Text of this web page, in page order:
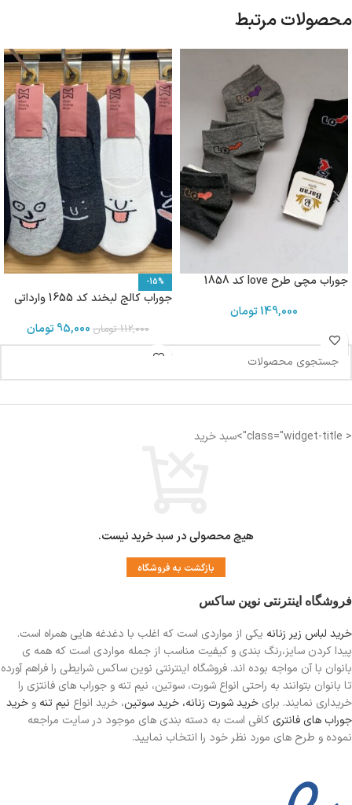
محصولات مرتبط
جوراب مچی طرح love کد 1858
149,000تومان
-15%
جوراب کالج لبخند کد 1655 وارداتی
112,000 تومان 95,000تومان
< class="widget-title">سبد خرید
هیچ محصولی در سبد خرید نیست.
بازگشت به فروشگاه
فروشگاه اینترنتی نوین ساکس
خرید لباس زیر زنانه یکی از مواردی است که اغلب با دغدغه هایی همراه است.
پیدا کردن سایز،رنگ بندی و کیفیت مناسب از جمله مواردی است که همه ی
بانوان با آن مواجه بوده اند. فروشگاه اینترنتی نوین ساکس شرایطی را فراهم آورده
تا بانوان بتوانند به راحتی انواع شورت، سوتین، نیم تنه و جوراب های فانتزی را
خریداری نمایند. برای خرید شورت زنانه، خرید سوتین، خرید انواع نیم تنه و خرید
جوراب های فانتری کافی است به دسته بندی های موجود در سایت مراجعه
نموده و طرح های مورد نظر خود را انتخاب نمایید.